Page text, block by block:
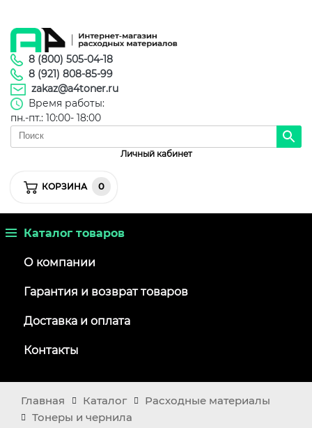
8 (800) 505-04-18
8 (921) 808-85-99
zakaz@a4toner.ru
Время работы:
пн.-пт.: 10:00- 18:00
Личный кабинет
КОРЗИНА 0
Каталог товаров
О компании
Гарантия и возврат товаров
Доставка и оплата
Контакты
Главная Каталог
Расходные материалы
Тонеры и чернила